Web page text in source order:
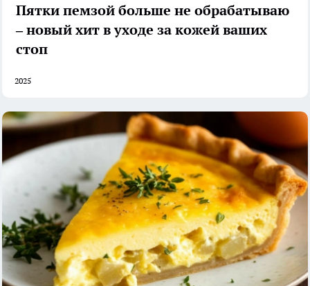
Пятки пемзой больше не обрабатываю
– новый хит в уходе за кожей ваших
стоп
2025